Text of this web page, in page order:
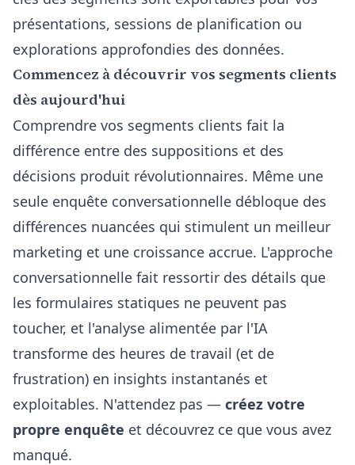
présentations, sessions de planification ou
explorations approfondies des données.
Commencez à découvrir vos segments clients
dès aujourd'hui
Comprendre vos segments clients fait la
différence entre des suppositions et des
décisions produit révolutionnaires. Même une
seule enquête conversationnelle débloque des
différences nuancées qui stimulent un meilleur
marketing et une croissance accrue. L'approche
conversationnelle fait ressortir des détails que
les formulaires statiques ne peuvent pas
toucher, et l'analyse alimentée par l'IA
transforme des heures de travail (et de
frustration) en insights instantanés et
exploitables. N'attendez pas — créez votre
propre enquête et découvrez ce que vous avez
manqué.